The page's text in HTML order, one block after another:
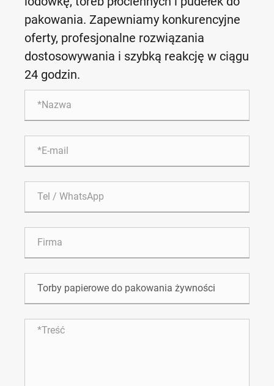
pakowania. Zapewniamy konkurencyjne
oferty, profesjonalne rozwiązania
dostosowywania i szybką reakcję w ciągu
24 godzin.